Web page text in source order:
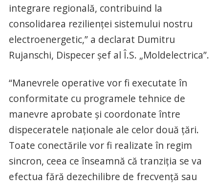
integrare regională, contribuind la
consolidarea rezilienței sistemului nostru
electroenergetic,” a declarat Dumitru
Rujanschi, Dispecer șef al Î.S. „Moldelectrica”.
“Manevrele operative vor fi executate în
conformitate cu programele tehnice de
manevre aprobate și coordonate între
dispeceratele naționale ale celor două țări.
Toate conectările vor fi realizate în regim
sincron, ceea ce înseamnă că tranziția se va
efectua fără dezechilibre de frecvență sau